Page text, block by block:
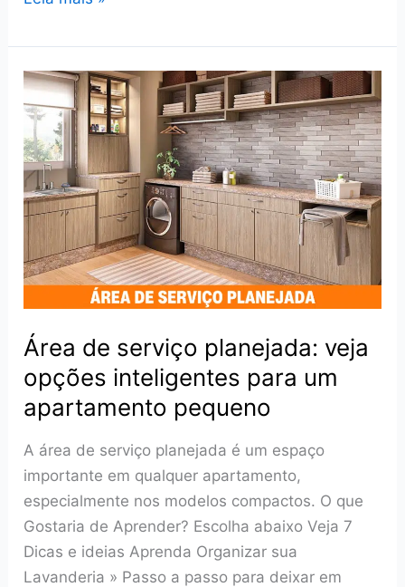
inovadoras
para
incorporar
a
iluminação
LED
na
cozinha
Área de serviço planejada: veja
opções inteligentes para um
apartamento pequeno
A área de serviço planejada é um espaço
importante em qualquer apartamento,
especialmente nos modelos compactos. O que
Gostaria de Aprender? Escolha abaixo Veja 7
Dicas e ideias Aprenda Organizar sua
Lavanderia » Passo a passo para deixar em